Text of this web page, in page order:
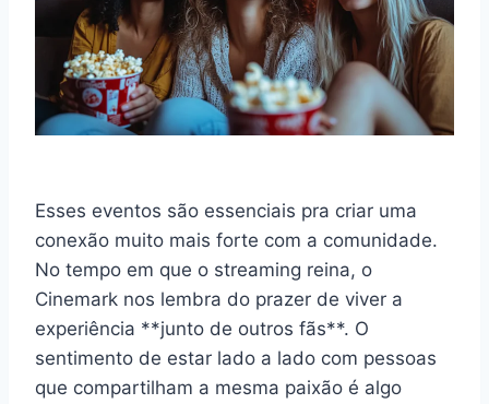
Esses eventos são essenciais pra criar uma
conexão muito mais forte com a comunidade.
No tempo em que o streaming reina, o
Cinemark nos lembra do prazer de viver a
experiência **junto de outros fãs**. O
sentimento de estar lado a lado com pessoas
que compartilham a mesma paixão é algo